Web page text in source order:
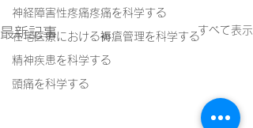
神経障害性疼痛疼痛を科学する
在宅医療における褥瘡管理を科学する
精神疾患を科学する
頭痛を科学する
最新記事 すべて表示